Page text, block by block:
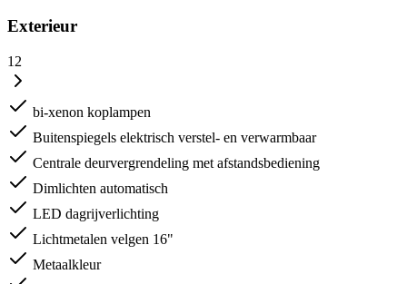
Exterieur
12
bi-xenon koplampen
Buitenspiegels elektrisch verstel- en verwarmbaar
Centrale deurvergrendeling met afstandsbediening
Dimlichten automatisch
LED dagrijverlichting
Lichtmetalen velgen 16"
Metaalkleur